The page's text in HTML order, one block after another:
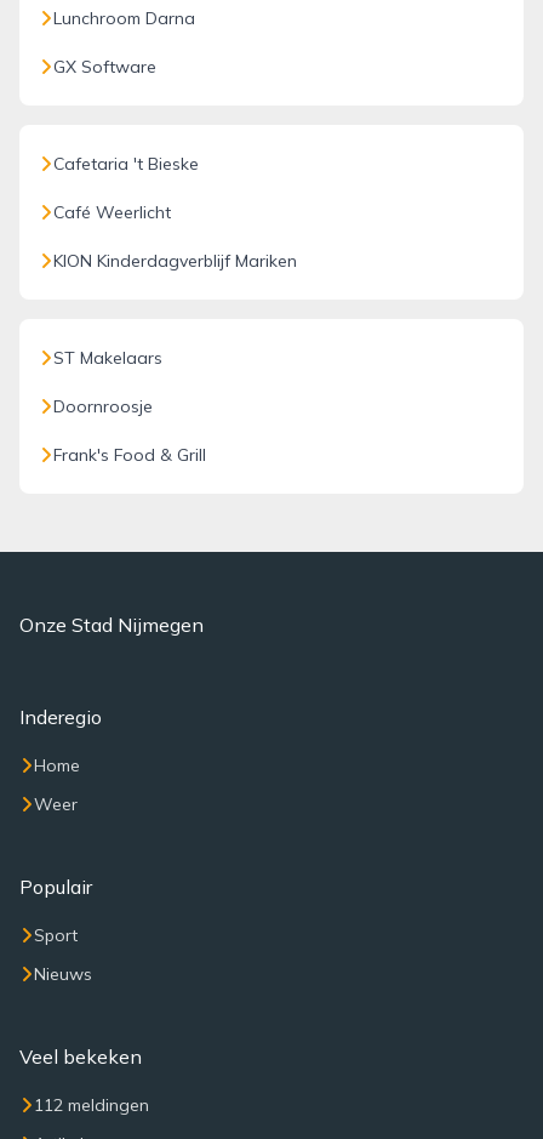
Lunchroom Darna
GX Software
Cafetaria 't Bieske
Café Weerlicht
KION Kinderdagverblijf Mariken
ST Makelaars
Doornroosje
Frank's Food & Grill
Onze Stad Nijmegen
Inderegio
Home
Weer
Populair
Sport
Nieuws
Veel bekeken
112 meldingen